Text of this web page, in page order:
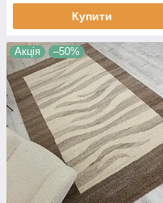
Купити
Акція –50%